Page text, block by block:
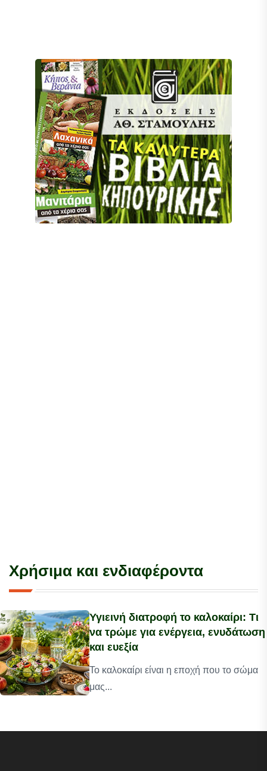
Χρήσιμα και ενδιαφέροντα
Υγιεινή διατροφή το καλοκαίρι: Τι
να τρώμε για ενέργεια, ενυδάτωση
και ευεξία
Το καλοκαίρι είναι η εποχή που το σώμα
μας...